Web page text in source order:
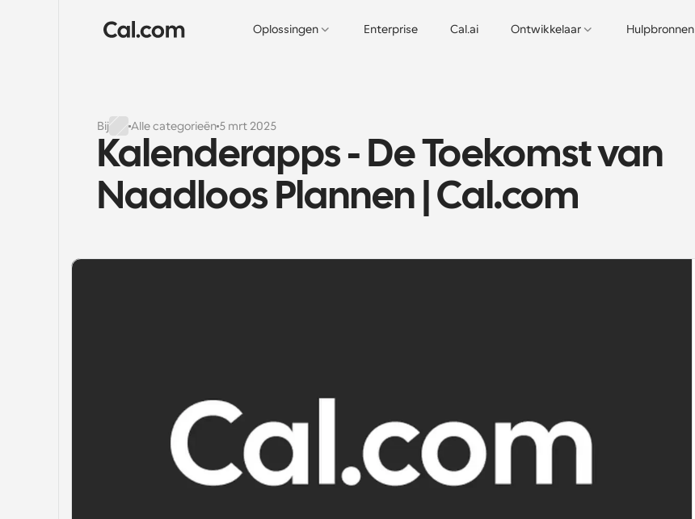
Oplossingen Enterprise Cal.ai Ontwikkelaar Hulpbronnen
Bij Alle categorieën 5 mrt 2025
Kalenderapps - De Toekomst van
Naadloos Plannen | Cal.com